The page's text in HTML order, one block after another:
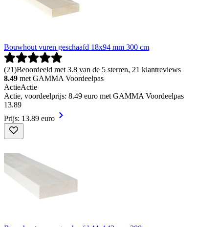
Bouwhout vuren geschaafd 18x94 mm 300 cm
(21)Beoordeeld met 3.8 van de 5 sterren, 21 klantreviews
8.49 met GAMMA Voordeelpas
ActieActie
Actie, voordeelprijs: 8.49 euro met GAMMA Voordeelpas
13.89
Prijs: 13.89 euro